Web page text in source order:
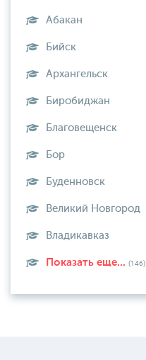
Абакан
Бийск
Архангельск
Биробиджан
Благовещенск
Бор
Буденновск
Великий Новгород
Владикавказ
Показать еще... (146)